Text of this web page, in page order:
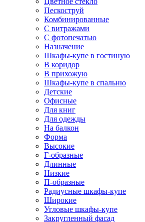
Пескоструй
Комбинированные
С витражами
С фотопечатью
Назначение
Шкафы-купе в гостиную
В коридор
В прихожую
Шкафы-купе в спальню
Детские
Офисные
Для книг
Для одежды
На балкон
Форма
Высокие
Г-образные
Длинные
Низкие
П-образные
Радиусные шкафы-купе
Широкие
Угловые шкафы-купе
Закругленный фасад